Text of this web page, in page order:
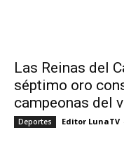
Las Reinas del
séptimo oro
campeonas del
Deportes Editor LunaTV